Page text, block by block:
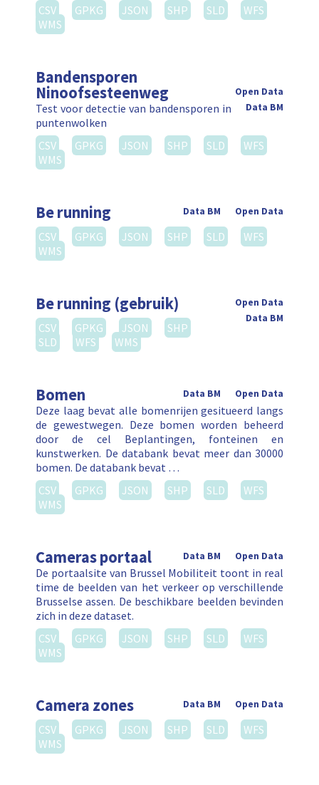
CSV GPKG JSON SHP SLD
WFS
WMS
Bandensporen
Ninoofsesteenweg
Open Data
Data BM
Test voor detectie van bandensporen in
puntenwolken
CSV
GPKG JSON SHP SLD
WFS
WMS
Be running Open Data
Data BM
CSV GPKG JSON SHP SLD
WFS
WMS
Be running (gebruik)
Open Data
Data BM
CSV GPKG JSON
SHP
SLD
WFS WMS
Bomen Open Data
Data BM
Deze laag bevat alle bomenrijen gesitueerd langs
de gewestwegen. Deze bomen worden beheerd
door de cel Beplantingen, fonteinen en
kunstwerken. De databank bevat meer dan 30000
bomen. De databank bevat …
CSV
GPKG JSON SHP SLD
WFS
WMS
Cameras portaal Open Data
Data BM
De portaalsite van Brussel Mobiliteit toont in real
time de beelden van het verkeer op verschillende
Brusselse assen. De beschikbare beelden bevinden
zich in deze dataset.
CSV
GPKG JSON SHP SLD
WFS
WMS
Camera zones Open Data
Data BM
CSV GPKG JSON SHP SLD
WFS
WMS